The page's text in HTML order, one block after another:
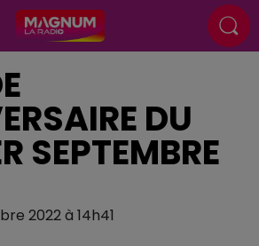
DU
SEPTEMBRE
2022 à 14h41